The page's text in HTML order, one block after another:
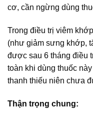
cơ, cần ngừng dùng
Trong điều trị viêm
(như giảm sưng khớp,
được sau 6 tháng điều
toàn khi dùng thuốc
thanh thiếu niên chưa
Thận trọng chung: